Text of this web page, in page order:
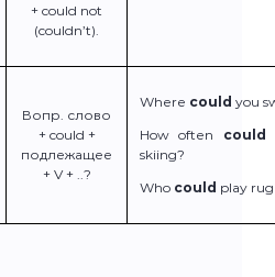
+ could not
(couldn’t).
Вопр. слово
+ could +
подлежащее
+ V + ..?
Where could you
How often could
skiing?
Who could play